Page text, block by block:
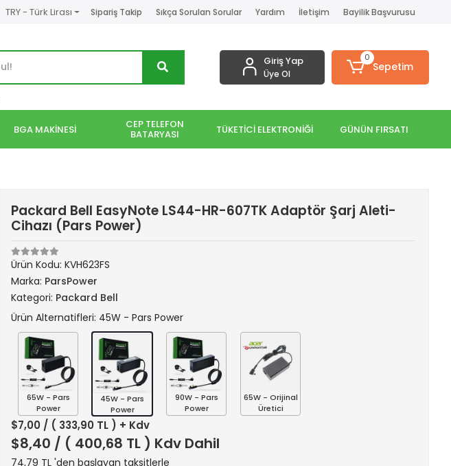
TRY - Türk Lirası Sipariş Takip Sıkça Sorulan Sorular Yardım İletişim Bayilik Başvurusu
Giriş Yap
Üye Ol
0
Sepetim
BGA MAKİNESİ CEP TELEFON
BATARYASI TÜKETİCİ ELEKTRONİĞİ GÜNÜN FIRSATI
Packard Bell EasyNote LS44-HR-607TK Adaptör Şarj Aleti-
Cihazı (Pars Power)
Ürün Kodu: KVH623FS
Marka: ParsPower
Kategori: Packard Bell
Ürün Alternatifleri: 45W - Pars Power
65W - Pars
Power
45W - Pars
Power
90W - Pars
Power
65W - Orijinal
Üretici
$7,00 / ( 333,90 TL ) + Kdv
$8,40 / ( 400,68 TL ) Kdv Dahil
74,79 TL 'den başlayan taksitlerle